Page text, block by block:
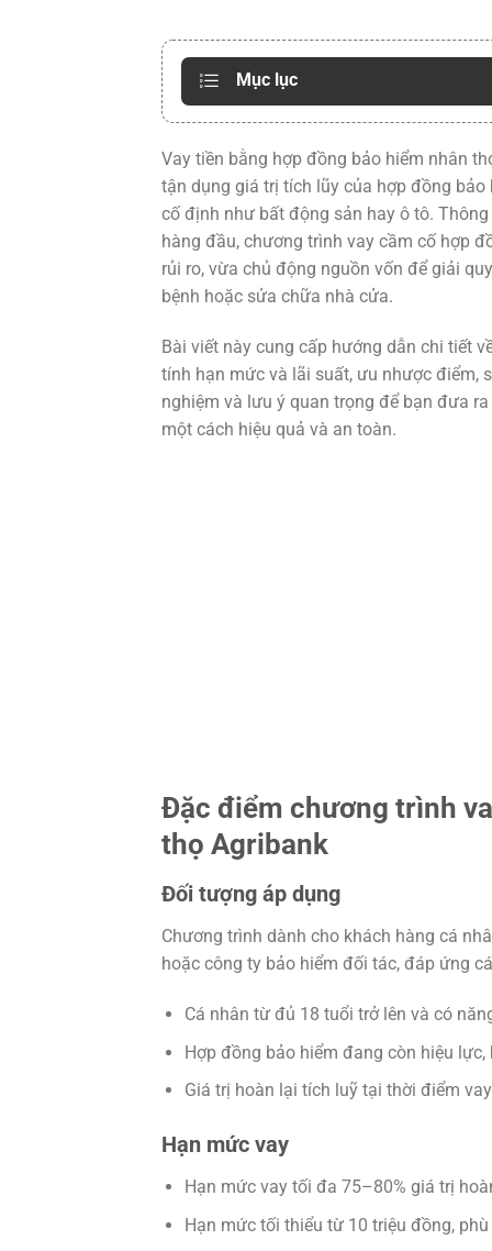
Mục lục
Vay tiền bằng hợp đồng bảo hiểm nhân
tận dụng giá trị tích lũy của hợp đồng
cố định như bất động sản hay ô tô.
hàng đầu, chương trình vay cầm cố hợp
rủi ro, vừa chủ động nguồn vốn để giải
bệnh hoặc sửa chữa nhà cửa.
Bài viết này cung cấp hướng dẫn chi tiết
tính hạn mức và lãi suất, ưu nhược điểm,
nghiệm và lưu ý quan trọng để bạn đưa
một cách hiệu quả và an toàn.
Đặc điểm chương trình
thọ Agribank
Đối tượng áp dụng
Chương trình dành cho khách hàng cá
hoặc công ty bảo hiểm đối tác, đáp ứng
Cá nhân từ đủ 18 tuổi trở lên và có
Hợp đồng bảo hiểm đang còn hiệu
Giá trị hoàn lại tích luỹ tại thời điểm
Hạn mức vay
Hạn mức vay tối đa 75–80% giá trị
Hạn mức tối thiểu từ 10 triệu đồng,